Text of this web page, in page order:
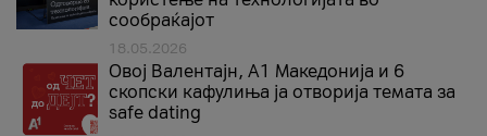
сообраќајот
18.05.2026
Овој Валентајн, A1 Македонија и 6
скопски кафулиња ја отворија темата за
safe dating